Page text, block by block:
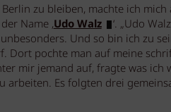
zu bleiben, machte ich
Name ‚Udo Walz
‘. „Udo
Und so bin ich zu
Dort pochte man auf meine
mir jemand auf, fragte was ich
arbeiten. Es folgten drei